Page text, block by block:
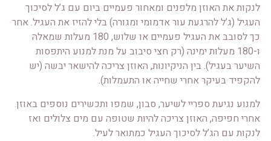
לנקות את האוזן מלפנים ומאחור פעמיים ביום עם ג’ל לסיכוך
העגיל (ג’ל להרגעת עור אדמומי ומגורה) בלי להזיז את העגיל. אחר
כך לסובב את העגיל פעמיים או שלוש, 180 מעלות שמאלה
ו-180 מעלות ימינה (רק חצי סיבוב על מנת למנוע היתפסות
השיער בעגיל). בין הניקיונות, האוזן צריכה להישאר יבשה (יש
להקפיד בעיקר אחרי שחייה או התעמלות).
למנוע נגיעת ספריי לשיער, סבון, שמפו ותכשירים נוספים באוזן.
אחרי חפיפה, האוזן צריכה להיות שטופה עם מים צלולים ואז
לנקות עם הג’ל לסיכוך העגיל כמתואר לעיל.